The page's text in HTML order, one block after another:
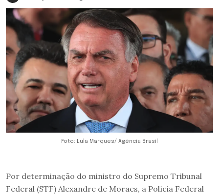
Foto: Lula Marques/ Agência Brasil
Por determinação do ministro do Supremo Tribunal
Federal (STF) Alexandre de Moraes, a Polícia Federal